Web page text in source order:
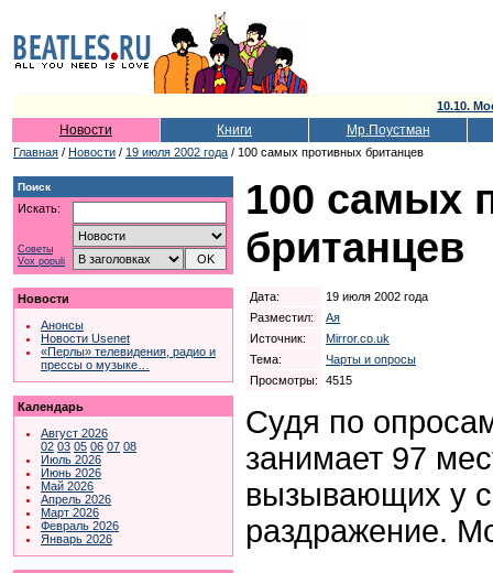
10.10.
Новости Книги Мр.Поустман
Главная / Новости / 19 июля 2002 года / 100 самых противных британцев
Поиск
Искать:
Советы
Vox populi
Новости
Анонсы
Новости Usenet
«Перлы» телевидения, радио и
прессы о музыке…
Календарь
Август 2026
02 03 05 06 07 08
Июль 2026
Июнь 2026
Май 2026
Апрель 2026
Март 2026
Февраль 2026
Январь 2026
100 самых
британцев
Дата:
19 июля 2002 года
Разместил:
Ая
Источник:
Mirror.co.uk
Тема:
Чарты и опросы
Просмотры:
4515
Судя по
занимает 97
вызывающих у
раздражение.